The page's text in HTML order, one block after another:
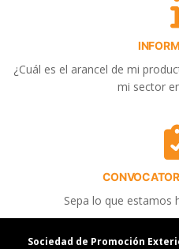
¿Cuál es el arancel de mi
mi sector
Sepa lo que estamos
Sociedad de Promoción